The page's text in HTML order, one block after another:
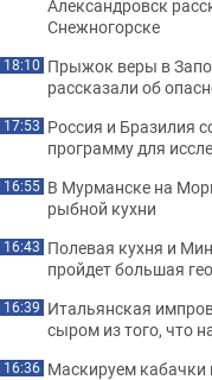
Александровск
Снежногорске
18:10 Прыжок веры в
рассказали об
17:53 Россия и Бразилия
программу для
16:55 В Мурманске на
рыбной кухни
16:43 Полевая кухня и
пройдет большая
16:39 Итальянская
сыром из того, что
16:36 Маскируем кабачки